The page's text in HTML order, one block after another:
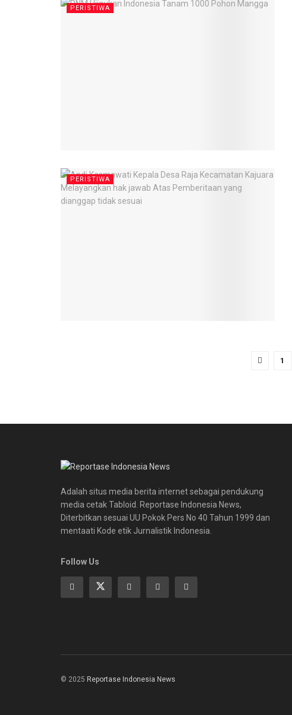
PERISTIWA
PERISTIWA
1
Adalah situs media berita internet sebagai pendukung
media cetak Tabloid. Reportase Indonesia News,
Diterbitkan sesuai UU Pokok Pers No 40 Tahun 1999 dan
mentaati Kode etik Jurnalistik Indonesia.
Follow Us
© 2025 Reportase Indonesia News